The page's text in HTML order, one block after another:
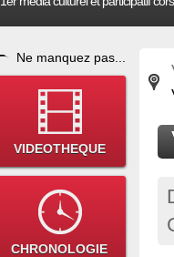
Ne manquez pas...
VIDEOTHEQUE
CHRONOLOGIE